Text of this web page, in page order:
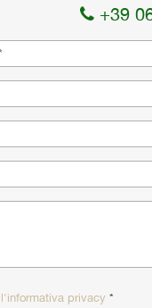
+39
l'informativa privacy *